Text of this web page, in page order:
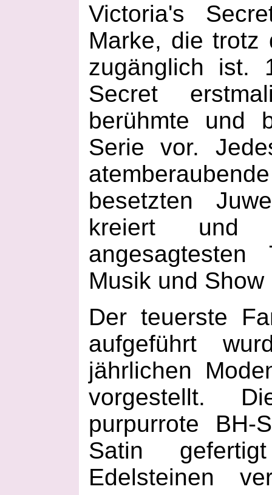
Victoria's
Marke, die trotz
zugänglich ist.
Secret
berühmte und
Serie vor.
besetzten
kreiert
Musik und
Der teuerste
aufgeführt
jährlichen
vorgestellt.
purpurrote
Satin
Edelsteinen